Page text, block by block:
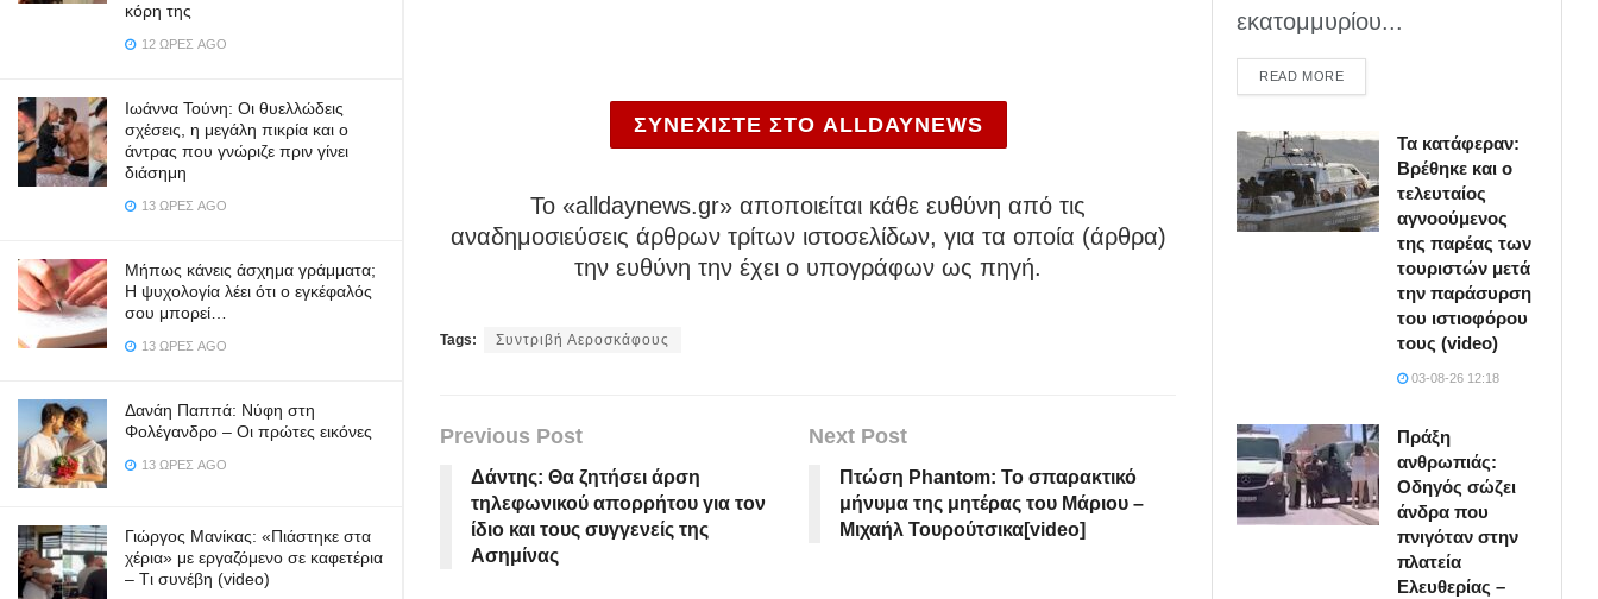
κόρη της
12 ΏΡΕΣ AGO
Ιωάννα Τούνη: Οι θυελλώδεις
σχέσεις, η μεγάλη πικρία και ο
άντρας που γνώριζε πριν γίνει
διάσημη
13 ΏΡΕΣ AGO
Μήπως κάνεις άσχημα γράμματα;
Η ψυχολογία λέει ότι ο εγκέφαλός
σου μπορεί…
13 ΏΡΕΣ AGO
Δανάη Παππά: Νύφη στη
Φολέγανδρο – Οι πρώτες εικόνες
13 ΏΡΕΣ AGO
Γιώργος Μανίκας: «Πιάστηκε στα
χέρια» με εργαζόμενο σε καφετέρια
– Tι συνέβη (video)
ΣΥΝΕΧΙΣΤΕ ΣΤΟ ALLDAYNEWS
To «alldaynews.gr» αποποιείται κάθε ευθύνη από τις
αναδημοσιεύσεις άρθρων τρίτων ιστοσελίδων, για τα οποία (άρθρα)
την ευθύνη την έχει ο υπογράφων ως πηγή.
Tags: Συντριβή Αεροσκάφους
Previous Post
Δάντης: Θα ζητήσει άρση
τηλεφωνικού απορρήτου για τον
ίδιο και τους συγγενείς της
Ασημίνας
Next Post
Πτώση Phantom: Το σπαρακτικό
μήνυμα της μητέρας του Μάριου –
Μιχαήλ Τουρούτσικα[video]
εκατομμυρίου...
READ MOREDETAILS
Τα κατάφεραν:
Βρέθηκε και ο
τελευταίος
αγνοούμενος
της παρέας των
τουριστών μετά
την παράσυρση
του ιστιοφόρου
τους (video)
03-08-26 12:18
Πράξη
ανθρωπιάς:
Οδηγός σώζει
άνδρα που
πνιγόταν στην
πλατεία
Ελευθερίας –